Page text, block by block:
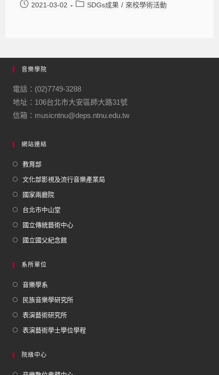
2021-03-02 SDGs成果 / 來校學術活動
音樂學院
電話：(02)7749-3288
地址：106台北市大安區師大路31號
信箱：musicntnu@deps.ntnu.edu.tw
網站連結
教育部
文化部影視及流行音樂產業局
國家兩廳院
台北市中山堂
國立傳統藝術中心
國立國父紀念館
系所單位
音樂學系
民族音樂學研究所
表演藝術研究所
表演藝術學士學位學程
院級中心